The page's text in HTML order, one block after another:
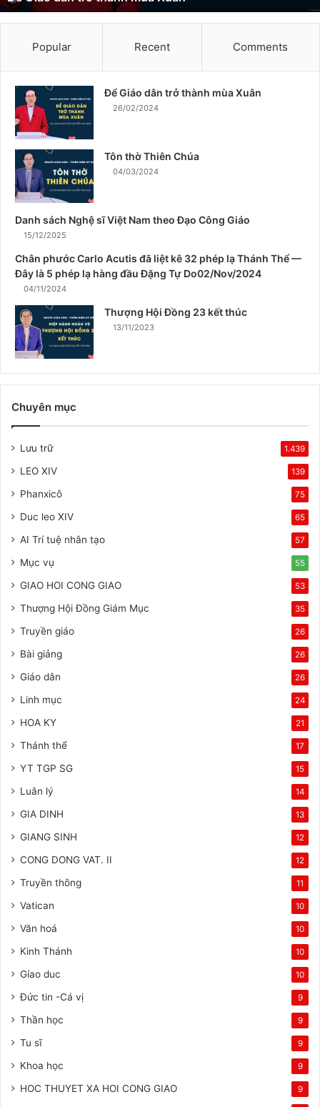
r
ở
à
Popular Recent Comments
Để Giáo dân trở thành mùa Xuân
26/02/2024
Tôn thờ Thiên Chúa
04/03/2024
Danh sách Nghệ sĩ Việt Nam theo Đạo Công Giáo
15/12/2025
Chân phước Carlo Acutis đã liệt kê 32 phép lạ Thánh Thể —
Đây là 5 phép lạ hàng đầu Đặng Tự Do02/Nov/2024
04/11/2024
Thượng Hội Đồng 23 kết thúc
13/11/2023
Chuyên mục
Lưu trữ 1.439
LEO XIV 139
Phanxicô 75
Duc leo XIV 65
AI Trí tuệ nhân tạo 57
Mục vụ 55
GIAO HOI CONG GIAO 53
Thượng Hội Đồng Giám Mục 35
Truyền giáo 26
Bài giảng 26
Giáo dân 26
Linh mục 24
HOA KY 21
Thánh thể 17
YT TGP SG 15
Luân lý 14
GIA DINH 13
GIANG SINH 12
CONG DONG VAT. II 12
Truyền thông 11
Vatican 10
Văn hoá 10
Kinh Thánh 10
Gíao duc 10
Đức tin -Cá vị 9
Thần học 9
Tu sĩ 9
Khoa học 9
HOC THUYET XA HOI CONG GIAO 9